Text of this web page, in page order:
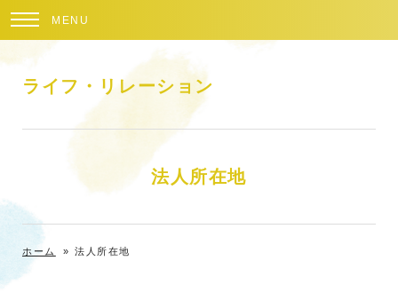
MENU
ライフ・リレーション
法人所在地
ホーム » 法人所在地